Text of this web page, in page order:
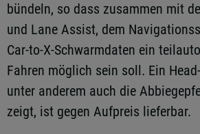
bündeln, so dass zusammen mit
und Lane Assist, dem
Car-to-X-Schwarmdaten ein
Fahren möglich sein soll. Ein
unter anderem auch die
zeigt, ist gegen Aufpreis lieferbar.